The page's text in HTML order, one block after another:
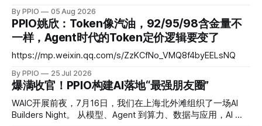
关会将复杂任务同时分发给多个各有所长的“专家模型”并行作
答，再通过思考编排与交叉验证，由主模型融合生成最终答
案。 Fusion 模型以智能优先、兼顾性价比：通过工程化的融
合手段，把回答质量稳定在头部旗舰模型梯队，同时把成本控
制在中低梯队。在 DRACO 深度研究基准测试中，PPIO 用三个
开源模型融合后的评分超越了 Claude Fable 5，而成本仅为后
者的十分之一。 Fusion 融合模型证明，智能的提升不再只发
生在参数层，它也可以发生在调用层。 为什么 Agent 时代不
能只依赖一个模型？ 2026 年，大模型市场进入密集迭代期。
Claude、GPT、Kimi、GLM 等主流模型几乎每季度都有新版
By PPIO 05 Aug 2026
PPIO姚欣：Token像汽油，92/95/98含金量不
一样，Agent时代的Token定价逻辑要变了
https://mp.weixin.qq.com/s/ZzKCfNo_VMQ8f4byEELsNQ
By PPIO 25 Jul 2026
爆满收官！PPIO构建AI落地“最强朋友圈”
WAIC开展前夜，7月16日，我们在上海北外滩组织了一场AI
Builders Night。 从模型、Agent 到算力、数据与应用，AI 行